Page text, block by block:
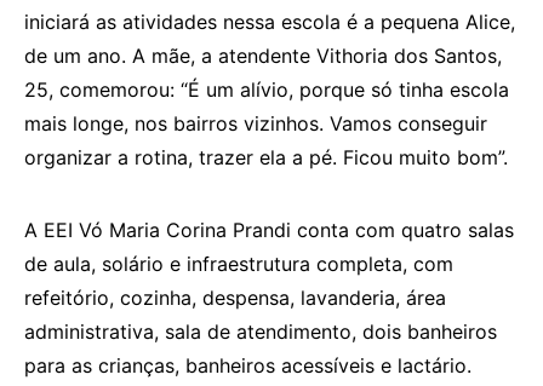
iniciará as atividades nessa escola é a pequena Alice,
de um ano. A mãe, a atendente Vithoria dos Santos,
25, comemorou: “É um alívio, porque só tinha escola
mais longe, nos bairros vizinhos. Vamos conseguir
organizar a rotina, trazer ela a pé. Ficou muito bom”.
A EEI Vó Maria Corina Prandi conta com quatro salas
de aula, solário e infraestrutura completa, com
refeitório, cozinha, despensa, lavanderia, área
administrativa, sala de atendimento, dois banheiros
para as crianças, banheiros acessíveis e lactário.